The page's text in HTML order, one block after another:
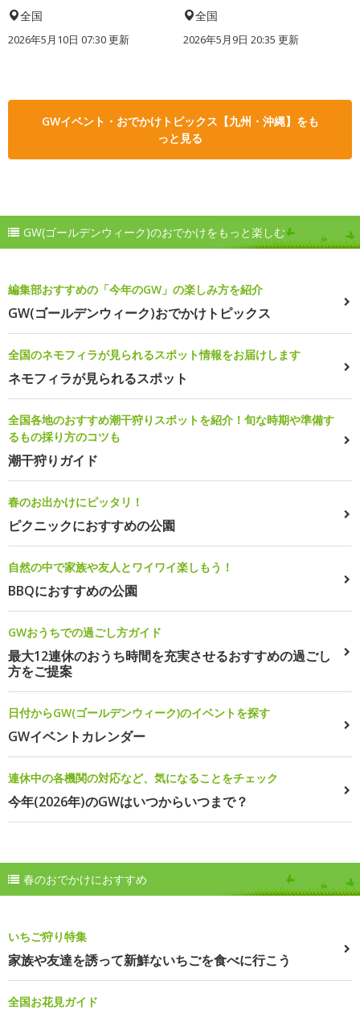
全国
2026年5月10日 07:30 更新
全国
2026年5月9日 20:35 更新
GWイベント・おでかけトピックス【九州・沖縄】をも
っと見る
GW(ゴールデンウィーク)のおでかけをもっと楽しむ
編集部おすすめの「今年のGW」の楽しみ方を紹介
GW(ゴールデンウィーク)おでかけトピックス
全国のネモフィラが見られるスポット情報をお届けします
ネモフィラが見られるスポット
全国各地のおすすめ潮干狩りスポットを紹介！旬な時期や準備す
るもの採り方のコツも
潮干狩りガイド
春のお出かけにピッタリ！
ピクニックにおすすめの公園
自然の中で家族や友人とワイワイ楽しもう！
BBQにおすすめの公園
GWおうちでの過ごし方ガイド
最大12連休のおうち時間を充実させるおすすめの過ごし
方をご提案
日付からGW(ゴールデンウィーク)のイベントを探す
GWイベントカレンダー
連休中の各機関の対応など、気になることをチェック
今年(2026年)のGWはいつからいつまで？
春のおでかけにおすすめ
いちご狩り特集
家族や友達を誘って新鮮ないちごを食べに行こう
全国お花見ガイド